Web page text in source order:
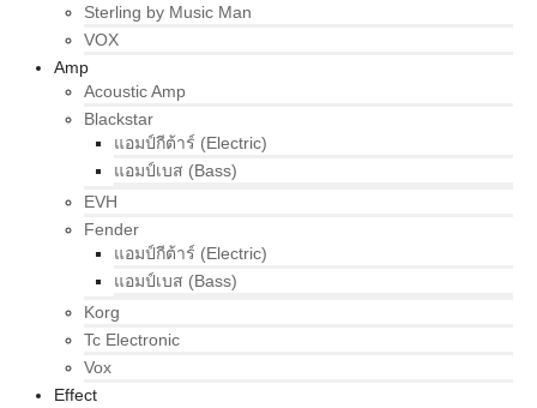
Sterling by Music Man
VOX
Amp
Acoustic Amp
Blackstar
แอมป์กีต้าร์ (Electric)
แอมป์เบส (Bass)
EVH
Fender
แอมป์กีต้าร์ (Electric)
แอมป์เบส (Bass)
Korg
Tc Electronic
Vox
Effect